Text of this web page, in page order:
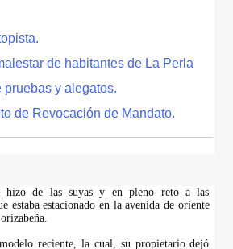
de habitantes de La Perla
y alegatos.
de Revocación de Mandato.
hizo de las suyas y en pleno reto a las
estaba estacionado en la avenida de oriente
reciente, la cual, su propietario dejó